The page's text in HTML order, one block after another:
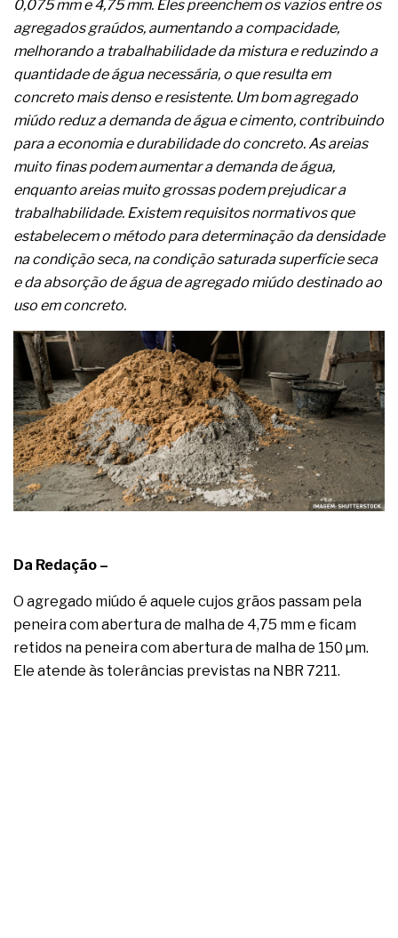
A prevenção clínica da coceira no ânus
Os sintomas clínicos do teratoma de ovário
O tratamento médico da síndrome da fadiga
As causas médicas da queda dos cabelos ou
calvície
Quando a gestão é o obstáculo para o resultado
positivo
Os procedimentos para a inspeção em estruturas
hidráulicas de concreto de obras
O movimento regular reduz em 19% o risco de
morte precoce e melhora o metabolismo
O desenvolvimento de indicadores nas atividades
de governança das organizações
O desenho industrial ganha espaço como
estratégia competitiva nas empresas
As variações dimensionais dos produtos de
A próxima vantagem competitiva não está no
modelo de IA
A IA elevou a régua do comprador B2B e a venda
complexa ficou ainda mais humana
0,075 mm e 4,75 mm. Eles preenchem os vazios entre os
agregados graúdos, aumentando a compacidade,
melhorando a trabalhabilidade da mistura e reduzindo a
quantidade de água necessária, o que resulta em
concreto mais denso e resistente. Um bom agregado
miúdo reduz a demanda de água e cimento, contribuindo
para a economia e durabilidade do concreto. As areias
muito finas podem aumentar a demanda de água,
enquanto areias muito grossas podem prejudicar a
trabalhabilidade. Existem requisitos normativos que
estabelecem o método para determinação da densidade
na condição seca, na condição saturada superfície seca
e da absorção de água de agregado miúdo destinado ao
uso em concreto.
Da Redação –
O agregado miúdo é aquele cujos grãos passam pela
peneira com abertura de malha de 4,75 mm e ficam
retidos na peneira com abertura de malha de 150 µm.
Ele atende às tolerâncias previstas na NBR 7211.